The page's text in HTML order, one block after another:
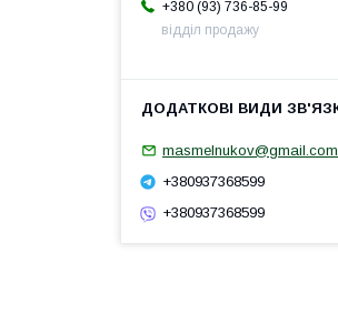
+380 (93) 736-85-99
відділ продажу
masmelnukov@gmail.com
+380937368599
+380937368599